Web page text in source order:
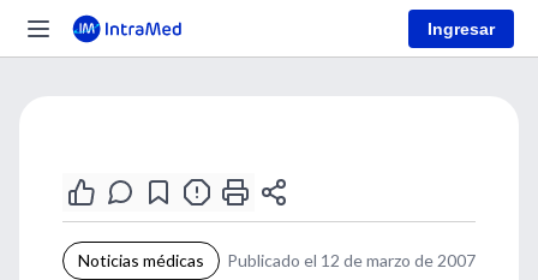
Ingresar
Noticias médicas
Publicado el 12 de marzo de 2007